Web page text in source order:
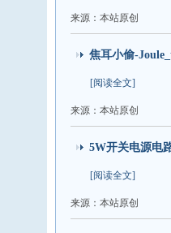
来源：本站原创
焦耳小偷-
[阅读全文]
来源：本站原创
5W开关电源电
[阅读全文]
来源：本站原创